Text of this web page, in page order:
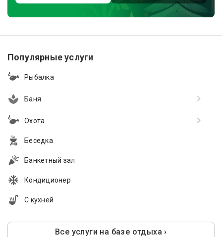
Популярные услуги
Рыбалка
Баня
Охота
Беседка
Банкетный зал
Кондиционер
С кухней
Все услуги на базе отдыха ›